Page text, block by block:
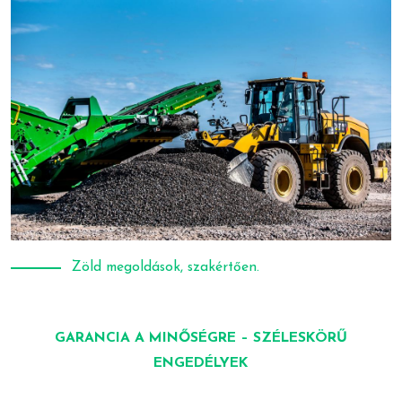
Zöld megoldások, szakértően.
GARANCIA A MINŐSÉGRE – SZÉLESKÖRŰ
ENGEDÉLYEK